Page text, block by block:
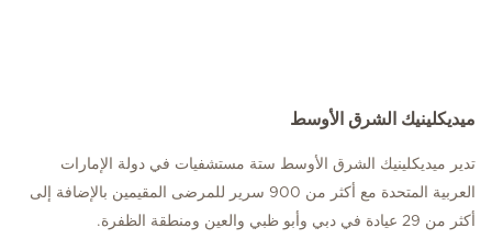
ميديكلينيك الشرق الأوسط
تدير ميديكلينيك الشرق الأوسط ستة مستشفيات في دولة الإمارات
العربية المتحدة مع أكثر من 900 سرير للمرضى المقيمين بالإضافة إلى
أكثر من 29 عيادة في دبي وأبو ظبي والعين ومنطقة الظفرة.